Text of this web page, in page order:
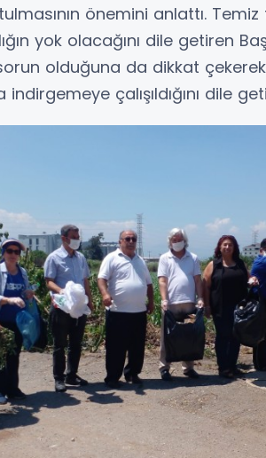
önemini anlattı.
yok olacağını dile getiren
olduğuna da dikkat çekerek
çalışıldığını dile